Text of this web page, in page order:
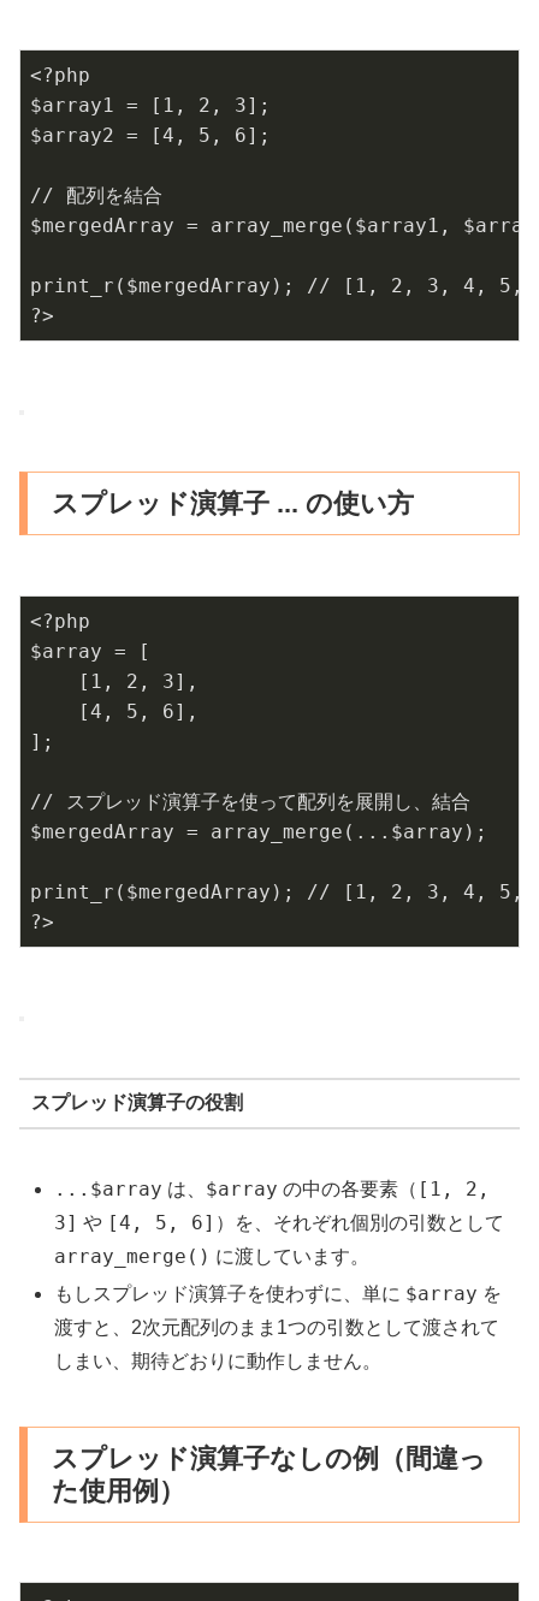
<?php
$array1 = [ 1 , 2 , 3] ;
$array2 = [4 , 5 , 6] ;
// 配列を結合
$mergedArray = array_merge ( $array1 ,
print_r ( $mergedArray ) ;
// [1, 2, 3, 4, 5,
?>
スプレッド演算子 ... の使い方
<?php
$array =
[
[ 1 , 2 , 3] ,
[4 , 5 , 6] ,
] ;
// スプレッド演算子を使って配列を展開し、結合
$mergedArray = array_merge ( . . . $array ) ;
print_r ( $mergedArray ) ;
// [1, 2, 3, 4, 5,
?>
スプレッド演算子の役割
...$array は、 $array の中の各要素（ [1, 2,
3] や [4, 5, 6] ）を、それぞれ個別の引数として
array_merge() に渡しています。
もしスプレッド演算子を使わずに、単に $array を
渡すと、2次元配列のまま1つの引数として渡されて
しまい、期待どおりに動作しません。
スプレッド演算子なしの例（間違っ
た使用例）